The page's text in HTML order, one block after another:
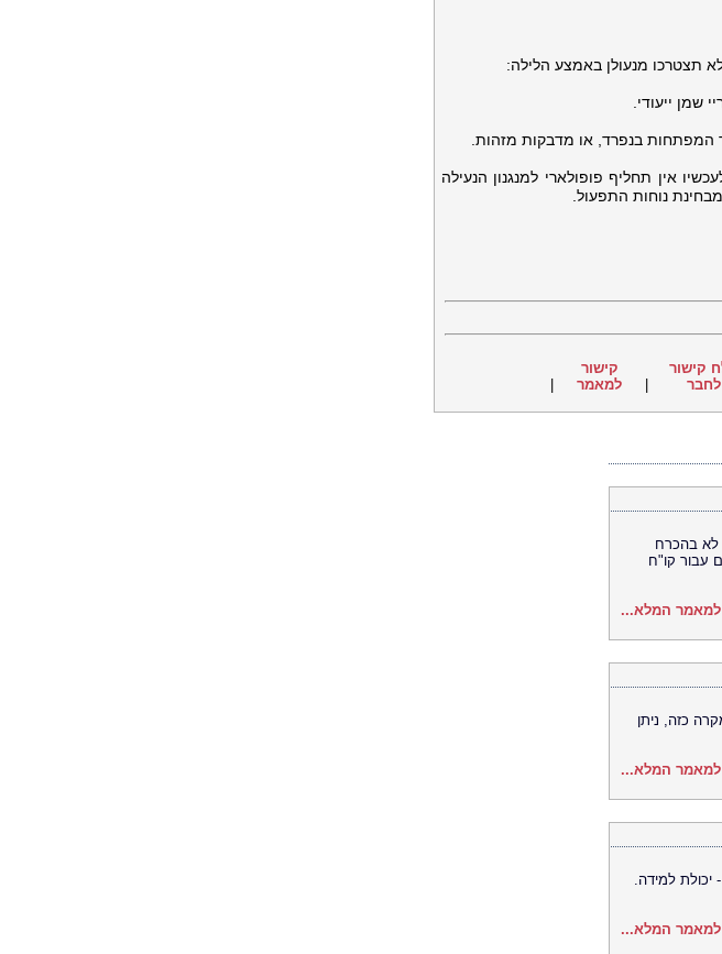
תצטרכו מנעולן באמצע הלילה:
ייעודי.
המפתחות בנפרד, או מדבקות מזהות.
אין תחליף פופולארי למנגנון הנעילה
נוחות התפעול.
קישור
לחבר
|
קישור
למאמר
|
לא בהכרח
עבור קו"ח
למאמר המלא...
כזה, ניתן
למאמר המלא...
יכולת למידה.
למאמר המלא...